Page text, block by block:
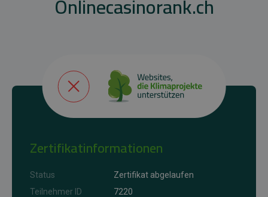
Zertifikatinformationen
Status
Zertifikat abgelaufen
Teilnehmer ID
7220